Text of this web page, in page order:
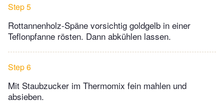
Step 5
Rottannenholz-Späne vorsichtig goldgelb in einer
Teflonpfanne rösten. Dann abkühlen lassen.
Step 6
Mit Staubzucker im Thermomix fein mahlen und
absieben.